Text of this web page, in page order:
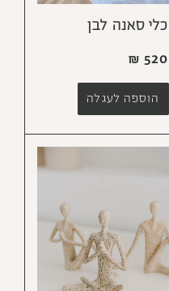
כלי סאנה לבן
₪ 520
הוספה לעגלה